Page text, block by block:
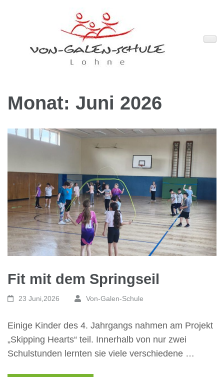
Monat: Juni 2026
Fit mit dem Springseil
23 Juni,2026 Von-Galen-Schule
Einige Kinder des 4. Jahrgangs nahmen am Projekt
„Skipping Hearts“ teil. Innerhalb von nur zwei
Schulstunden lernten sie viele verschiedene …